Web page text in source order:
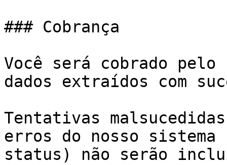
### Cobrança
Você será cobrado pelo
dados extraídos com
Tentativas
erros do nosso
status) não serão